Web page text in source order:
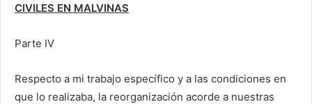
CIVILES EN MALVINAS
Parte IV
Respecto a mi trabajo específico y a las condiciones en
que lo realizaba, la reorganización acorde a nuestras